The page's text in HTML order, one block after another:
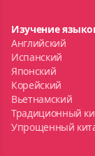
Изучение
Английский
Испанский
Японский
Корейский
Вьетнамский
Традиционный
Упрощенный